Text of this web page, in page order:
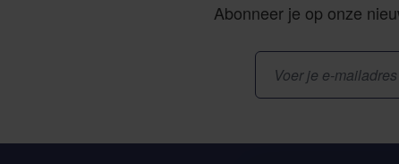
Abonneer je op onze
E-mailadres